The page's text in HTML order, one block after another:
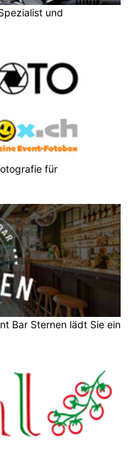
und
für
Bar Sternen lädt Sie ein